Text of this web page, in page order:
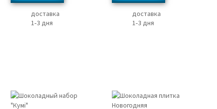
доставка
1‑3 дня
доставка
1‑3 дня